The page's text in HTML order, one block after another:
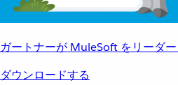
ガートナーが MuleSoft をリーダ
ダウンロードする